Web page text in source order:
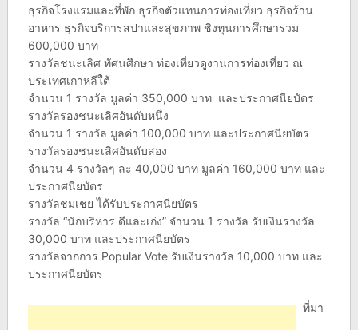
ธุรกิจโรงแรมและที่พัก ธุรกิจตัวแทนการท่องเที่ยว ธุรกิจร้าน
อาหาร ธุรกิจบริการสปาและสุขภาพ ชิงทุนการศึกษารวม
600,000 บาท
รางวัลชนะเลิศ ทัศนศึกษา ท่องเที่ยวดูงานการท่องเที่ยว ณ
ประเทศเกาหลีใต้
จำนวน 1 รางวัล มูลค่า 350,000 บาท และประกาศนียบัตร
รางวัลรองชนะเลิศอันดับหนึ่ง
จำนวน 1 รางวัล มูลค่า 100,000 บาท และประกาศนียบัตร
รางวัลรองชนะเลิศอันดับสอง
จำนวน 4 รางวัลๆ ละ 40,000 บาท มูลค่า 160,000 บาท และ
ประกาศนียบัตร
รางวัลชมเชย ได้รับประกาศนียบัตร
รางวัล “นักบริหาร ดีและเก่ง” จำนวน 1 รางวัล รับเงินรางวัล
30,000 บาท และประกาศนียบัตร
รางวัลจากการ Popular Vote รับเงินรางวัล 10,000 บาท และ
ประกาศนียบัตร
ที่มา